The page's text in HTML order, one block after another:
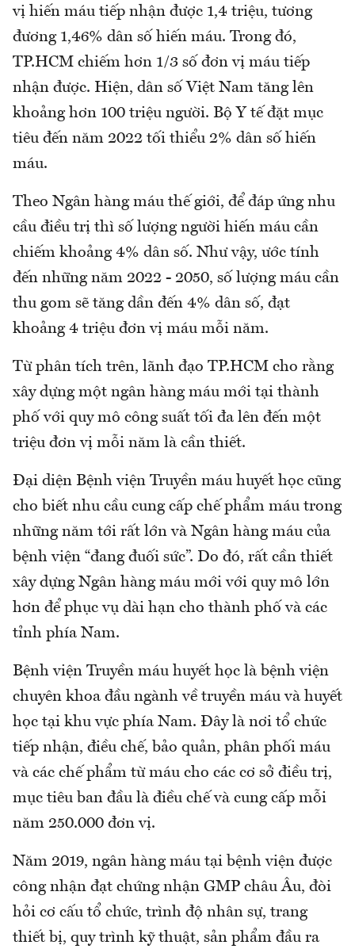
vị hiến máu tiếp nhận được 1,4 triệu, tương
đương 1,46% dân số hiến máu. Trong đó,
TP.HCM chiếm hơn 1/3 số đơn vị máu tiếp
nhận được. Hiện, dân số Việt Nam tăng lên
khoảng hơn 100 triệu người. Bộ Y tế đặt mục
tiêu đến năm 2022 tối thiểu 2% dân số hiến
máu.
Theo Ngân hàng máu thế giới, để đáp ứng nhu
cầu điều trị thì số lượng người hiến máu cần
chiếm khoảng 4% dân số. Như vậy, ước tính
đến những năm 2022 - 2050, số lượng máu cần
thu gom sẽ tăng dần đến 4% dân số, đạt
khoảng 4 triệu đơn vị máu mỗi năm.
Từ phân tích trên, lãnh đạo TP.HCM cho rằng
xây dựng một ngân hàng máu mới tại thành
phố với quy mô công suất tối đa lên đến một
triệu đơn vị mỗi năm là cần thiết.
Đại diện Bệnh viện Truyền máu huyết học cũng
cho biết nhu cầu cung cấp chế phẩm máu trong
những năm tới rất lớn và Ngân hàng máu của
bệnh viện “đang đuối sức”. Do đó, rất cần thiết
xây dựng Ngân hàng máu mới với quy mô lớn
hơn để phục vụ dài hạn cho thành phố và các
tỉnh phía Nam.
Bệnh viện Truyền máu huyết học là bệnh viện
chuyên khoa đầu ngành về truyền máu và huyết
học tại khu vực phía Nam. Đây là nơi tổ chức
tiếp nhận, điều chế, bảo quản, phân phối máu
và các chế phẩm từ máu cho các cơ sở điều trị,
mục tiêu ban đầu là điều chế và cung cấp mỗi
năm 250.000 đơn vị.
Năm 2019, ngân hàng máu tại bệnh viện được
công nhận đạt chứng nhận GMP châu Âu, đòi
hỏi cơ cấu tổ chức, trình độ nhân sự, trang
thiết bị, quy trình kỹ thuật, sản phẩm đầu ra